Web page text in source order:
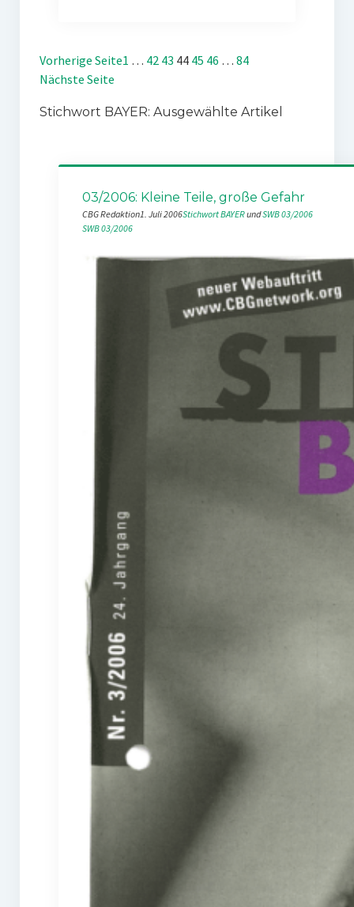
Vorherige Seite1 … 42 43 44 45 46 … 84
Nächste Seite
Stichwort BAYER: Ausgewählte Artikel
03/2006: Kleine Teile, große Gefahr
CBG Redaktion1. Juli 2006Stichwort BAYER und SWB 03/2006
SWB 03/2006